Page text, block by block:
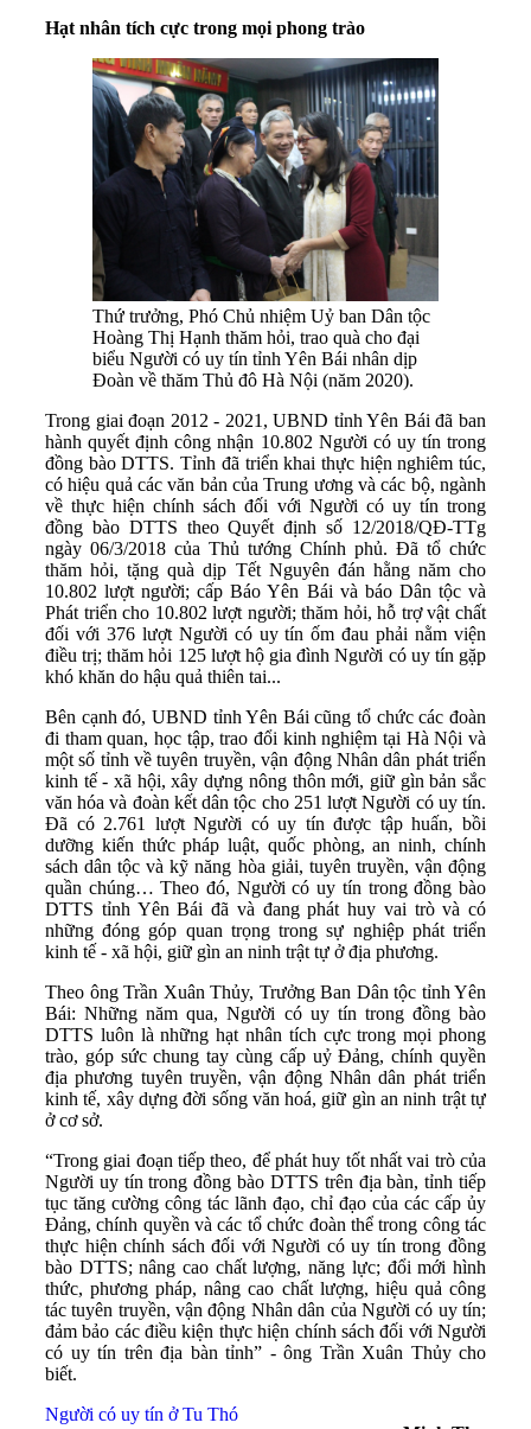
Hạt nhân tích cực trong mọi phong trào
Thứ trưởng, Phó Chủ nhiệm Uỷ ban Dân tộc
Hoàng Thị Hạnh thăm hỏi, trao quà cho đại
biểu Người có uy tín tỉnh Yên Bái nhân dịp
Đoàn về thăm Thủ đô Hà Nội (năm 2020).
Trong giai đoạn 2012 - 2021, UBND tỉnh Yên Bái đã ban
hành quyết định công nhận 10.802 Người có uy tín trong
đồng bào DTTS. Tỉnh đã triển khai thực hiện nghiêm túc,
có hiệu quả các văn bản của Trung ương và các bộ, ngành
về thực hiện chính sách đối với Người có uy tín trong
đồng bào DTTS theo Quyết định số 12/2018/QĐ-TTg
ngày 06/3/2018 của Thủ tướng Chính phủ. Đã tổ chức
thăm hỏi, tặng quà dịp Tết Nguyên đán hằng năm cho
10.802 lượt người; cấp Báo Yên Bái và báo Dân tộc và
Phát triển cho 10.802 lượt người; thăm hỏi, hỗ trợ vật chất
đối với 376 lượt Người có uy tín ốm đau phải nằm viện
điều trị; thăm hỏi 125 lượt hộ gia đình Người có uy tín gặp
khó khăn do hậu quả thiên tai...
Bên cạnh đó, UBND tỉnh Yên Bái cũng tổ chức các đoàn
đi tham quan, học tập, trao đổi kinh nghiệm tại Hà Nội và
một số tỉnh về tuyên truyền, vận động Nhân dân phát triển
kinh tế - xã hội, xây dựng nông thôn mới, giữ gìn bản sắc
văn hóa và đoàn kết dân tộc cho 251 lượt Người có uy tín.
Đã có 2.761 lượt Người có uy tín được tập huấn, bồi
dưỡng kiến thức pháp luật, quốc phòng, an ninh, chính
sách dân tộc và kỹ năng hòa giải, tuyên truyền, vận động
quần chúng… Theo đó, Người có uy tín trong đồng bào
DTTS tỉnh Yên Bái đã và đang phát huy vai trò và có
những đóng góp quan trọng trong sự nghiệp phát triển
kinh tế - xã hội, giữ gìn an ninh trật tự ở địa phương.
Theo ông Trần Xuân Thủy, Trưởng Ban Dân tộc tỉnh Yên
Bái: Những năm qua, Người có uy tín trong đồng bào
DTTS luôn là những hạt nhân tích cực trong mọi phong
trào, góp sức chung tay cùng cấp uỷ Đảng, chính quyền
địa phương tuyên truyền, vận động Nhân dân phát triển
kinh tế, xây dựng đời sống văn hoá, giữ gìn an ninh trật tự
ở cơ sở.
“Trong giai đoạn tiếp theo, để phát huy tốt nhất vai trò của
Người uy tín trong đồng bào DTTS trên địa bàn, tỉnh tiếp
tục tăng cường công tác lãnh đạo, chỉ đạo của các cấp ủy
Đảng, chính quyền và các tổ chức đoàn thể trong công tác
thực hiện chính sách đối với Người có uy tín trong đồng
bào DTTS; nâng cao chất lượng, năng lực; đổi mới hình
thức, phương pháp, nâng cao chất lượng, hiệu quả công
tác tuyên truyền, vận động Nhân dân của Người có uy tín;
đảm bảo các điều kiện thực hiện chính sách đối với Người
có uy tín trên địa bàn tỉnh” - ông Trần Xuân Thủy cho
biết.
Người có uy tín ở Tu Thó